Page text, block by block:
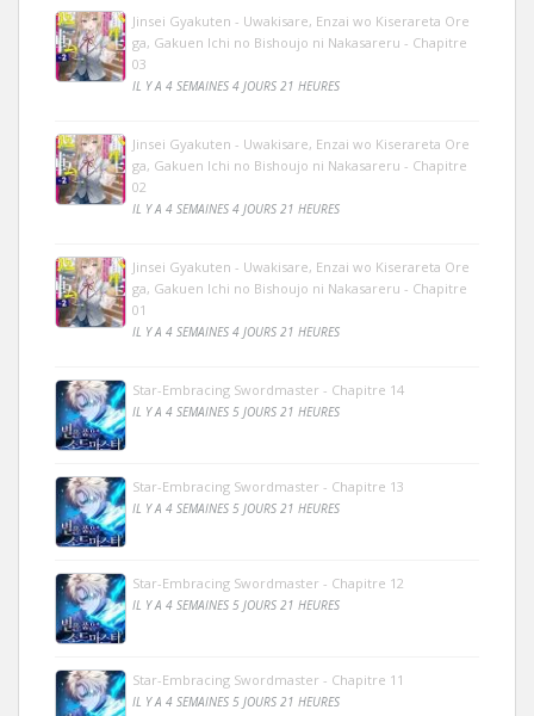
Jinsei Gyakuten - Uwakisare, Enzai wo Kiserareta Ore
ga, Gakuen Ichi no Bishoujo ni Nakasareru - Chapitre
03
IL Y A 4 SEMAINES 4 JOURS 21 HEURES
Jinsei Gyakuten - Uwakisare, Enzai wo Kiserareta Ore
ga, Gakuen Ichi no Bishoujo ni Nakasareru - Chapitre
02
IL Y A 4 SEMAINES 4 JOURS 21 HEURES
Jinsei Gyakuten - Uwakisare, Enzai wo Kiserareta Ore
ga, Gakuen Ichi no Bishoujo ni Nakasareru - Chapitre
01
IL Y A 4 SEMAINES 4 JOURS 21 HEURES
Star-Embracing Swordmaster - Chapitre 14
IL Y A 4 SEMAINES 5 JOURS 21 HEURES
Star-Embracing Swordmaster - Chapitre 13
IL Y A 4 SEMAINES 5 JOURS 21 HEURES
Star-Embracing Swordmaster - Chapitre 12
IL Y A 4 SEMAINES 5 JOURS 21 HEURES
Star-Embracing Swordmaster - Chapitre 11
IL Y A 4 SEMAINES 5 JOURS 21 HEURES